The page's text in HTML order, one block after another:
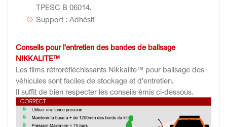
TPESC B 06014.
Support : Adhésif
Conseils pour l'entretien des bandes de balisage
NIKKALITE™
Les films rétroréfléchissants Nikkalite™ pour balisage des
véhicules sont faciles de stockage et d'entretien.
Il suffit de bien respecter les conseils émis ci-dessous.